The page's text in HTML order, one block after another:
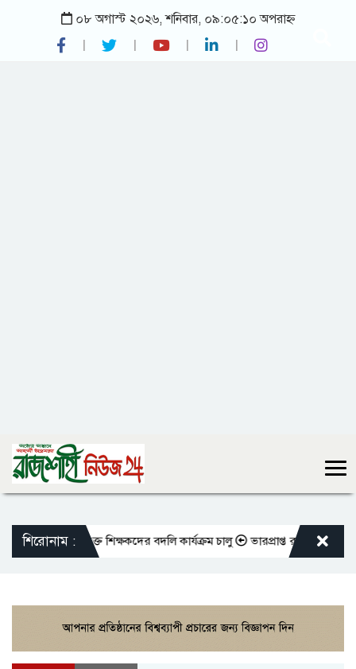
০৮ অগাস্ট ২০২৬, শনিবার, ০৯:০৫:১০ অপরাহ্ন
শিরোনাম :
এমপিওভুক্ত শিক্ষকদের বদলি কার্যক্রম চালু ভারপ্রাপ্ত রাষ্ট্রপতিকে